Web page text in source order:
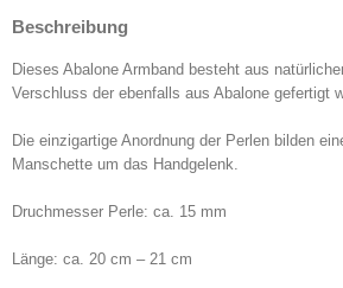
Beschreibung
Dieses Abalone Armband besteht aus
Verschluss der ebenfalls aus Abalone gefertigt
Die einzigartige Anordnung der Perlen bilden
Manschette um das Handgelenk.
Druchmesser Perle: ca. 15 mm
Länge: ca. 20 cm – 21 cm